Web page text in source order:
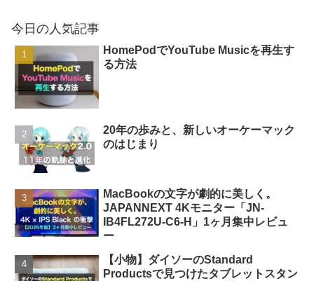
今日の人気記事
HomePodでYouTube Musicを再生す
る方法
20年の歩みと、新しいオーケーマック
のはじまり
MacBookの文字が劇的に美しく。
JAPANNEXT 4Kモニター「JN-
IB4FL272U-C6-H」1ヶ月集中レビュ
ー
【小物】ダイソーのStandard
Productsで見つけたタブレットスタン